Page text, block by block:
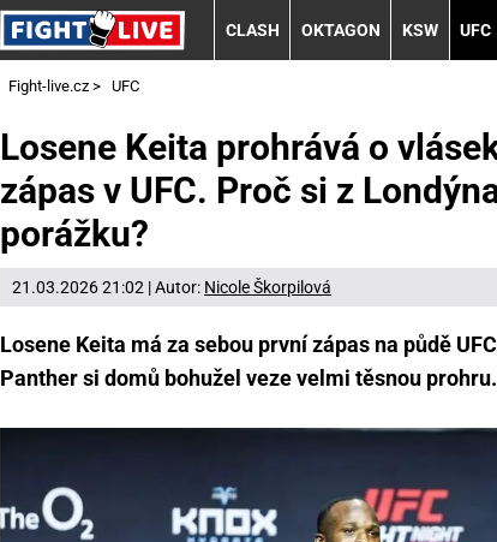
CLASH OKTAGON KSW UFC
Fight-live.cz > UFC
Losene Keita prohrává o
zápas v UFC. Proč si z
porážku?
21.03.2026 21:02 | Autor: Nicole Škorpilová
Losene Keita má za sebou první zápas na půdě
Panther si domů bohužel veze velmi těsnou